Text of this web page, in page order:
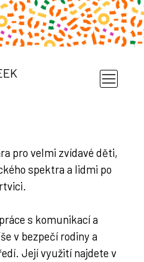
pro velmi zvídavé děti,
spektra a lidmi po
s komunikací a
v bezpečí rodiny a
Její využití najdete v